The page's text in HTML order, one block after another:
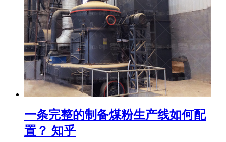
一条完整的制备煤粉生产线如何配
置？ 知乎